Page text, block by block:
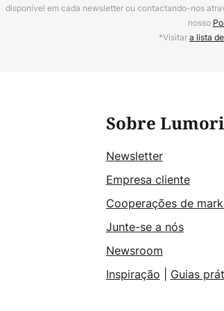
disponível em cada newsletter ou contactando-nos
nosso
*Visitara lista
Sobre
Newsletter
Empresa cliente
Cooperações de
Junte-se a nós
Newsroom
Inspiração
Guias